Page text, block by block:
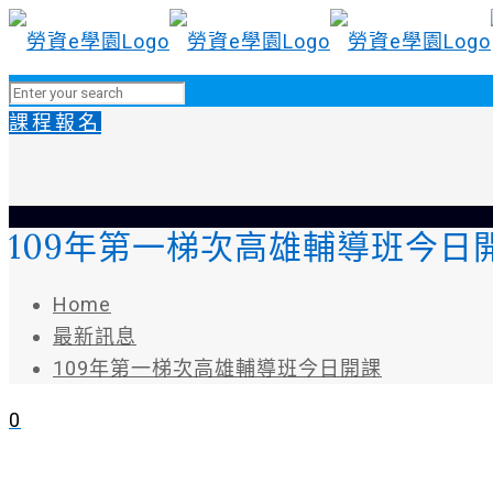
課程報名
109年第一梯次高雄輔導班今日
Home
最新訊息
109年第一梯次高雄輔導班今日開課
0